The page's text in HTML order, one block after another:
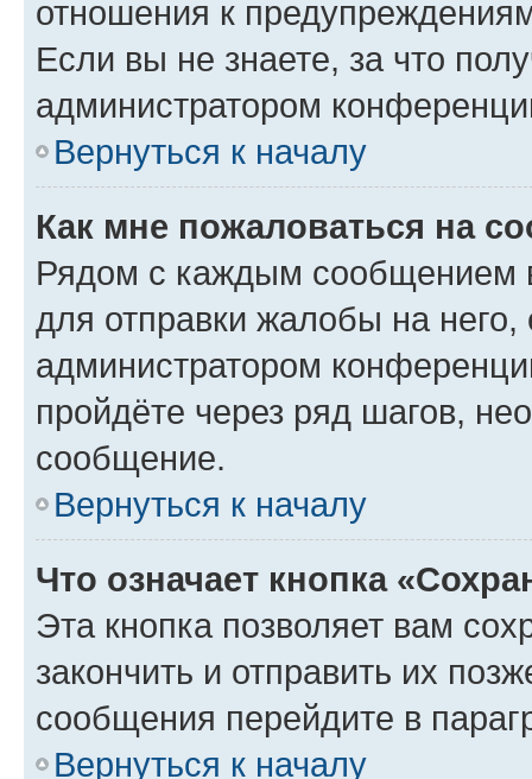
отношения к
Если вы не знаете, за что
администратором
Вернуться к началу
Как мне пожаловаться на
Рядом с каждым сообщением
для отправки жалобы на
администратором
пройдёте через ряд шагов,
сообщение.
Вернуться к началу
Что означает кнопка
Эта кнопка позволяет вам
закончить и отправить их
сообщения перейдите в
Вернуться к началу